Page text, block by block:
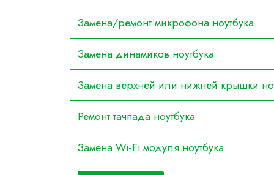
Замена/ремонт микрофона ноутбука
Замена динамиков ноутбука
Замена верхней или нижней крышки
Ремонт тачпада ноутбука
Замена Wi-Fi модуля ноутбука